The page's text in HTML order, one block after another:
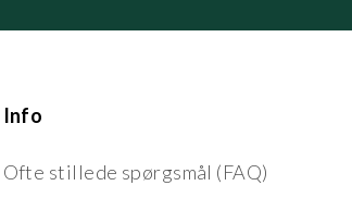
Info
Ofte stillede spørgsmål (FAQ)